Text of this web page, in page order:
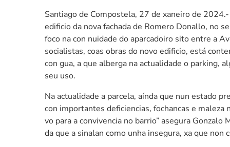
Santiago de Compostela, 27 de xaneiro de
edificio da nova fachada de Romero Donallo, no
foco na con nuidade do aparcadoiro sito entre a
socialistas, coas obras do novo edificio, está
con gua, a que alberga na actualidade o parking,
seu uso.
Na actualidade a parcela, aínda que nun estado
con importantes deficiencias, fochancas e
vo para a convivencia no barrio” asegura
da que a sinalan como unha insegura, xa que non